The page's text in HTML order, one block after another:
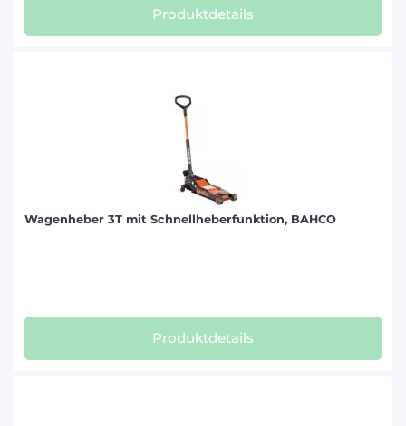
Produktdetails
Wagenheber 3T mit Schnellheberfunktion, BAHCO
Produktdetails